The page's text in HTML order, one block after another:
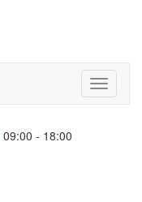
Toggle
09:00 - 18:00